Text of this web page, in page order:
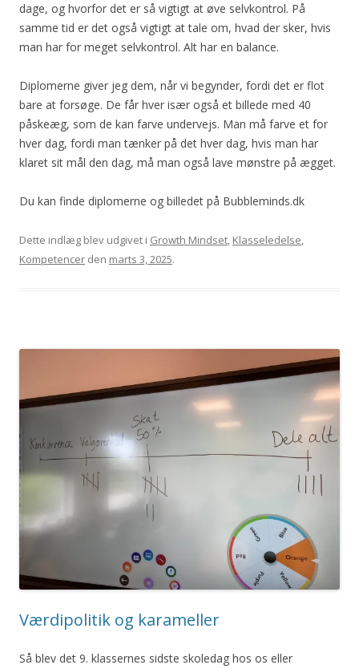
dage, og hvorfor det er så vigtigt at øve selvkontrol. På
samme tid er det også vigtigt at tale om, hvad der sker, hvis
man har for meget selvkontrol. Alt har en balance.
Diplomerne giver jeg dem, når vi begynder, fordi det er flot
bare at forsøge. De får hver især også et billede med 40
påskeæg, som de kan farve undervejs. Man må farve et for
hver dag, fordi man tænker på det hver dag, hvis man har
klaret sit mål den dag, må man også lave mønstre på ægget.
Du kan finde diplomerne og billedet på Bubbleminds.dk
Dette indlæg blev udgivet i Growth Mindset, Klasseledelse,
Kompetencer den marts 3, 2025.
Værdipolitik og karameller
Så blev det 9. klassernes sidste skoledag hos os eller